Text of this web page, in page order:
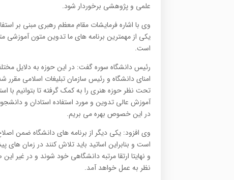
علمی و پژوهشی برخوردار شود.
یکی از مهمترین برنامه های ما تدوین متون آموزشی
است.
رئیس دانشگاه سوره گفت: در این حوزه به دلایل
امنای دانشگاه و رئیس سازمان تبلیغات اسلامی
تحت نظر حوزه هنری را به کمک گرفته تا بتوانیم با
آموزش عالی تدوین و مورد استفاده استادان و
در این خصوص بهره می بریم.
وی افزود: یکی دیگر از برنامه های دانشگاه ضمن
است و بنابراین اساتید باید تلاش کنند در زمان
و نهایتا ارتقا مرتبه دانشگاهی خود شوند و در
نظر به عمل خواهد آمد.